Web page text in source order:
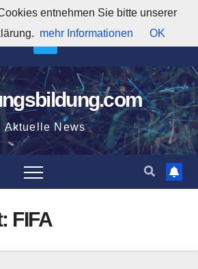
1:44:48 AM
Aktuelle News
FIFA
entnehmen Sie bitte unserer
mehr Informationen OK